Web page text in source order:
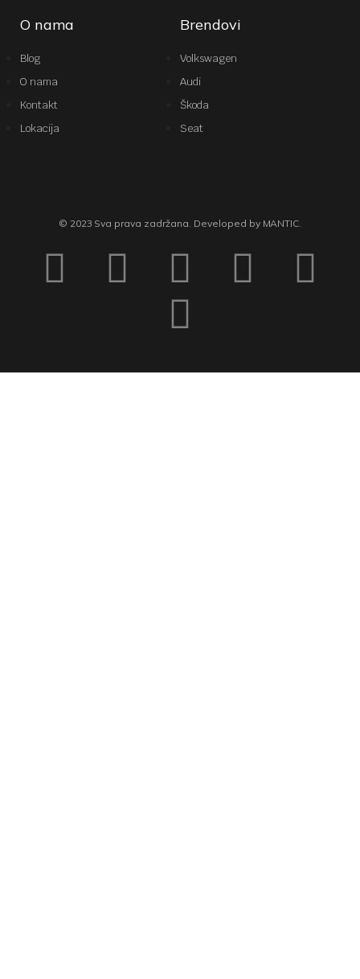
O nama
Blog
O nama
Kontakt
Lokacija
Brendovi
Volkswagen
Audi
Škoda
Seat
© 2023 Sva prava zadržana. Developed by MANTIC.